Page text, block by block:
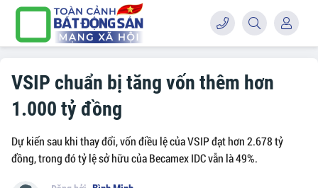
VSIP chuẩn bị tăng vốn thêm hơn
1.000 tỷ đồng
Dự kiến sau khi thay đổi, vốn điều lệ của VSIP đạt hơn 2.678 tỷ
đồng, trong đó tỷ lệ sở hữu của Becamex IDC vẫn là 49%.